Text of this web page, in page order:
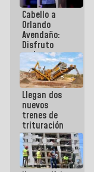
Cabello a
Orlando
Avendaño:
Disfruto
cada vez
que escribes
porque lo
que haces
es
embarrarla
Llegan dos
nuevos
trenes de
trituración
para
optimizar
manejo de
escombros